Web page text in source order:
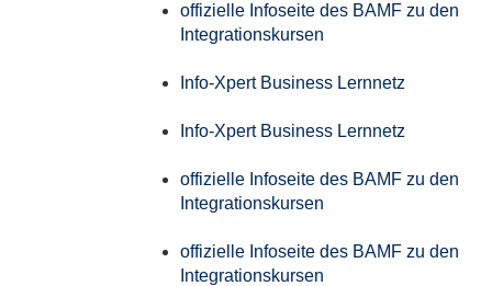
offizielle Infoseite des BAMF zu den
Integrationskursen
Info-Xpert Business Lernnetz
Info-Xpert Business Lernnetz
offizielle Infoseite des BAMF zu den
Integrationskursen
offizielle Infoseite des BAMF zu den
Integrationskursen